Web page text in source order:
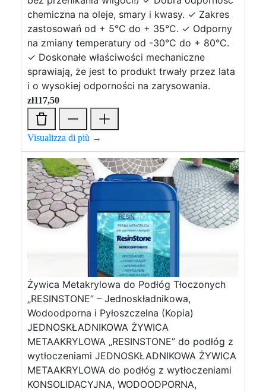
chemiczna na oleje, smary i kwasy. ✓ Zakres
zastosowań od + 5°C do + 35°C. ✓ Odporny
na zmiany temperatury od -30°C do + 80°C.
✓ Doskonałe właściwości mechaniczne
sprawiają, że jest to produkt trwały przez lata
i o wysokiej odporności na zarysowania.
zł117,50
Visualizza di più →
Żywica Metakrylowa do Podłóg Tłoczonych
„RESINSTONE” – Jednoskładnikowa,
Wodoodporna i Pyłoszczelna (Kopia)
JEDNOSKŁADNIKOWA ŻYWICA
METAAKRYLOWA „RESINSTONE” do podłóg z
wytłoczeniami JEDNOSKŁADNIKOWA ŻYWICA
METAAKRYLOWA do podłóg z wytłoczeniami
KONSOLIDACYJNA, WODOODPORNA,